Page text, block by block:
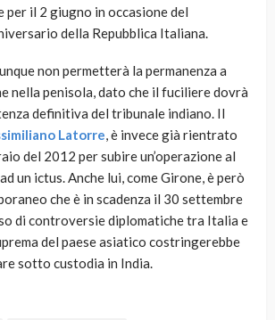
per il 2 giugno in occasione del
della Repubblica Italiana.
non permetterà la permanenza a
nella penisola, dato che il fuciliere dovrà
definitiva del tribunale indiano. Il
Latorre, è invece già rientrato
del 2012 per subire un’operazione al
un ictus. Anche lui, come Girone, è però
che è in scadenza il 30 settembre
di controversie diplomatiche tra Italia e
del paese asiatico costringerebbe
sotto custodia in India.